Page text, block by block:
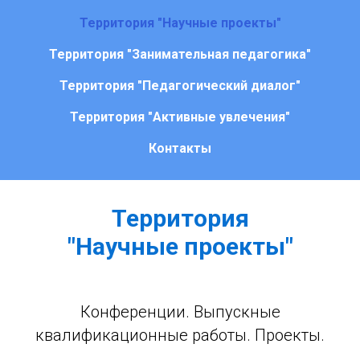
Территория "Научные проекты"
Территория "Занимательная педагогика"
Территория "Педагогический диалог"
Территория "Активные увлечения"
Контакты
Территория
"Научные проекты"
Конференции. Выпускные
квалификационные работы. Проекты.